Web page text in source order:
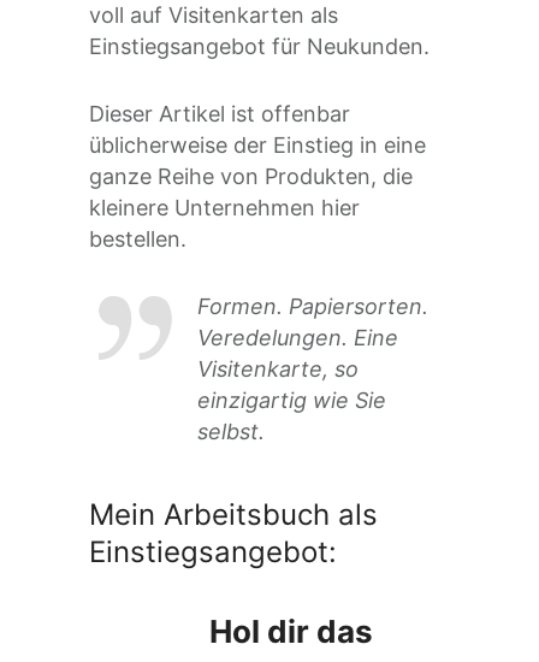
voll auf Visitenkarten als
Einstiegsangebot für Neukunden.
Dieser Artikel ist offenbar
üblicherweise der Einstieg in eine
ganze Reihe von Produkten, die
kleinere Unternehmen hier
bestellen.
Formen. Papiersorten.
Veredelungen. Eine
Visitenkarte, so
einzigartig wie Sie
selbst.
Mein Arbeitsbuch als
Einstiegsangebot:
Hol dir das